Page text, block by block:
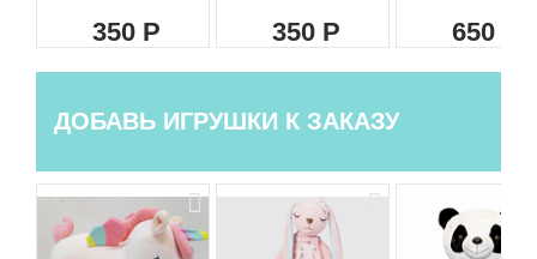
350 350 650
ДОБАВЬ ИГРУШКИ К ЗАКАЗУ